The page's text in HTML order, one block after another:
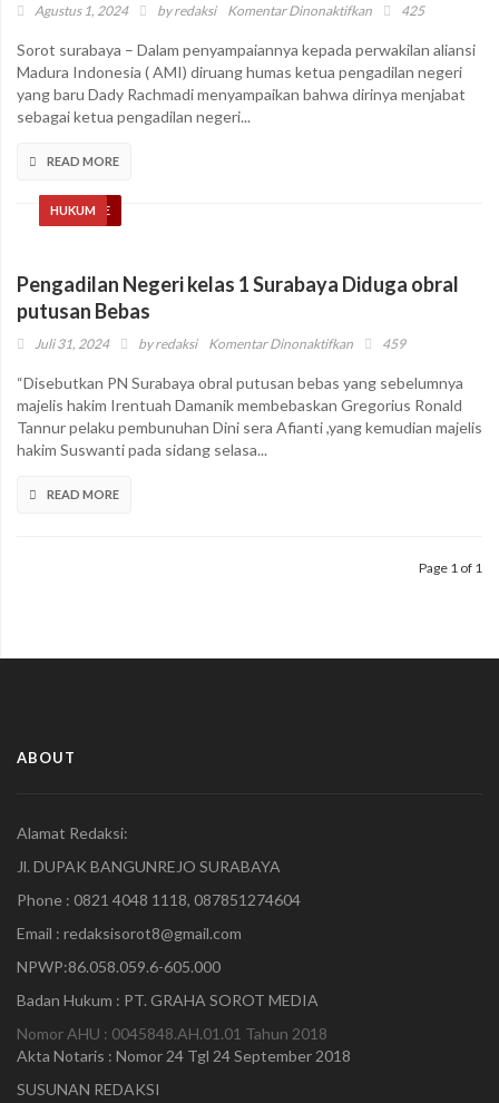
Agustus 1, 2024 byredaksi Komentar Dinonaktifkanpada
Bebas
Gregorius
Ronald
Sudah
Sepakat
425
Sorot surabaya – Dalam penyampaiannya kepada perwakilan aliansi
Madura Indonesia ( AMI) diruang humas ketua pengadilan negeri
yang baru Dady Rachmadi menyampaikan bahwa dirinya menjabat
sebagai ketua pengadilan negeri...
READ MORE
HEADLINE
HUKUM
Pengadilan Negeri kelas 1 Surabaya Diduga obral
putusan Bebas
Juli 31, 2024 byredaksi Komentar Dinonaktifkanpada
Negeri
kelas
1
459
“Disebutkan PN Surabaya obral putusan bebas yang sebelumnya
majelis hakim Irentuah Damanik membebaskan Gregorius Ronald
Tannur pelaku pembunuhan Dini sera Afianti ,yang kemudian majelis
hakim Suswanti pada sidang selasa...
READ MORE
Page 1 of 1
ABOUT
Alamat Redaksi:
Jl. DUPAK BANGUNREJO SURABAYA
Phone : 0821 4048 1118, 087851274604
Email : redaksisorot8@gmail.com
NPWP:86.058.059.6-605.000
Badan Hukum : PT. GRAHA SOROT MEDIA
Nomor AHU : 0045848.AH.01.01 Tahun 2018
Akta Notaris : Nomor 24 Tgl 24 September 2018
SUSUNAN REDAKSI